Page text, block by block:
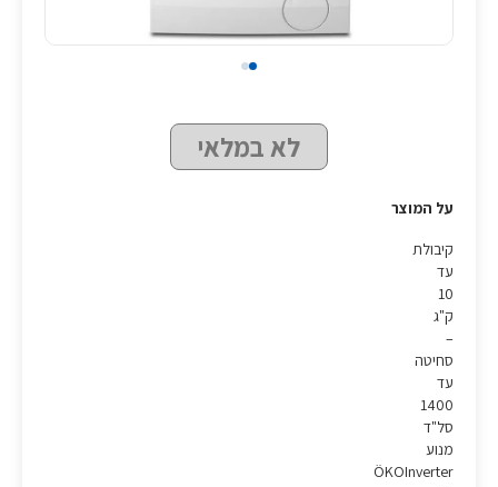
לא במלאי
על המוצר
קיבולת
עד
10
ק"ג
–
סחיטה
עד
1400
סל"ד
מנוע
ÖKOInverter